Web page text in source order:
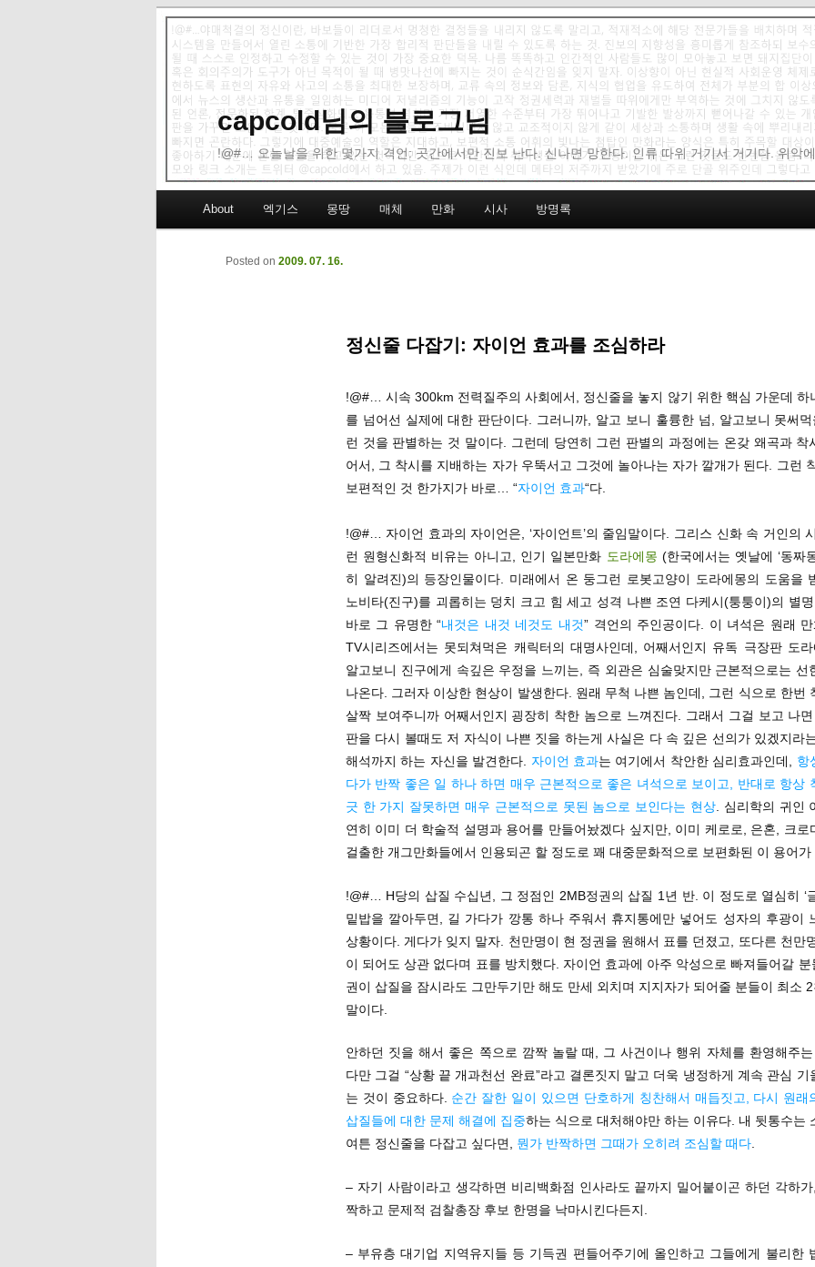
capcold님의 블로그님
!@#… 오늘날을 위한 몇가지 격언: 곳간에서만 진보 난다. 신나면 망한다. 인류 따위 거기서 거기다. 위악
Skip to primary content
Skip to secondary content
About 엑기스 몽땅 매체 만화 시사 방명록
정신줄 다잡기: 자이언 효과를 조심하라
Posted on 2009. 07. 16.
!@#… 시속 300km 전력질주의 사회에서, 정신줄을 놓지 않기 위한 핵심 가운데 하
를 넘어선 실제에 대한 판단이다. 그러니까, 알고 보니 훌륭한 넘, 알고보니 못써
런 것을 판별하는 것 말이다. 그런데 당연히 그런 판별의 과정에는 온갖 왜곡과 착
어서, 그 착시를 지배하는 자가 우뚝서고 그것에 놀아나는 자가 깔개가 된다. 그런
보편적인 것 한가지가 바로… “자이언 효과“다.
!@#… 자이언 효과의 자이언은, ‘자이언트’의 줄임말이다. 그리스 신화 속 거인의
런 원형신화적 비유는 아니고, 인기 일본만화 도라에몽 (한국에서는 옛날에 ‘동짜
히 알려진)의 등장인물이다. 미래에서 온 둥그런 로봇고양이 도라에몽의 도움을
노비타(진구)를 괴롭히는 덩치 크고 힘 세고 성격 나쁜 조연 다케시(퉁퉁이)의 별
바로 그 유명한 “내것은 내것 네것도 내것” 격언의 주인공이다. 이 녀석은 원래
TV시리즈에서는 못되쳐먹은 캐릭터의 대명사인데, 어째서인지 유독 극장판 도
알고보니 진구에게 속깊은 우정을 느끼는, 즉 외관은 심술맞지만 근본적으로는 선
나온다. 그러자 이상한 현상이 발생한다. 원래 무척 나쁜 놈인데, 그런 식으로 한번
살짝 보여주니까 어째서인지 굉장히 착한 놈으로 느껴진다. 그래서 그걸 보고 나
판을 다시 볼때도 저 자식이 나쁜 짓을 하는게 사실은 다 속 깊은 선의가 있겠지라
해석까지 하는 자신을 발견한다. 자이언 효과는 여기에서 착안한 심리효과인데, 항
다가 반짝 좋은 일 하나 하면 매우 근본적으로 좋은 녀석으로 보이고, 반대로 항상
긋 한 가지 잘못하면 매우 근본적으로 못된 놈으로 보인다는 현상. 심리학의 귀인
연히 이미 더 학술적 설명과 용어를 만들어놨겠다 싶지만, 이미 케로로, 은혼, 크로
걸출한 개그만화들에서 인용되곤 할 정도로 꽤 대중문화적으로 보편화된 이 용어가
!@#… H당의 삽질 수십년, 그 정점인 2MB정권의 삽질 1년 반. 이 정도로 열심히 ‘
밑밥을 깔아두면, 길 가다가 깡통 하나 주워서 휴지통에만 넣어도 성자의 후광이
상황이다. 게다가 잊지 말자. 천만명이 현 정권을 원해서 표를 던졌고, 또다른 천만
이 되어도 상관 없다며 표를 방치했다. 자이언 효과에 아주 악성으로 빠져들어갈
권이 삽질을 잠시라도 그만두기만 해도 만세 외치며 지지자가 되어줄 분들이 최소
말이다.
안하던 짓을 해서 좋은 쪽으로 깜짝 놀랄 때, 그 사건이나 행위 자체를 환영해주
다만 그걸 “상황 끝 개과천선 완료”라고 결론짓지 말고 더욱 냉정하게 계속 관심 기
는 것이 중요하다. 순간 잘한 일이 있으면 단호하게 칭찬해서 매듭짓고, 다시 원래
삽질들에 대한 문제 해결에 집중하는 식으로 대처해야만 하는 이유다. 내 뒷통수는
여튼 정신줄을 다잡고 싶다면, 뭔가 반짝하면 그때가 오히려 조심할 때다.
– 자기 사람이라고 생각하면 비리백화점 인사라도 끝까지 밀어붙이곤 하던 각하
짝하고 문제적 검찰총장 후보 한명을 낙마시킨다든지.
– 부유층 대기업 지역유지들 등 기득권 편들어주기에 올인하고 그들에게 불리한